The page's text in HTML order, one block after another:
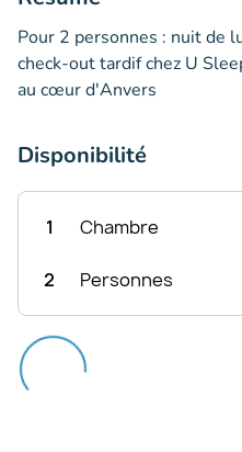
Pour 2 personnes : nuit de
check-out tardif chez U
au cœur d'Anvers
Disponibilité
1 Chambre
2 Personnes